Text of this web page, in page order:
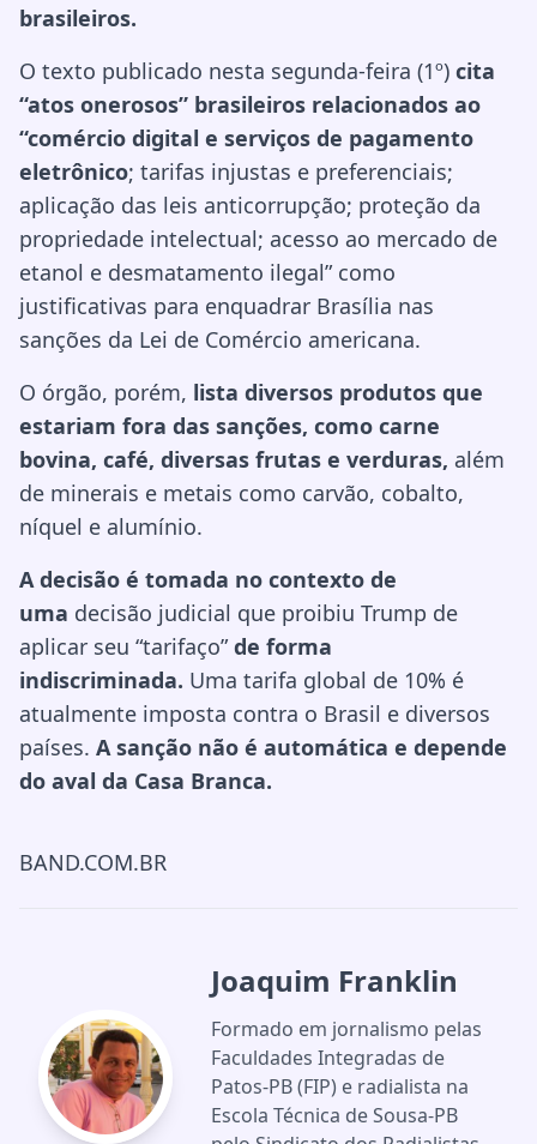
brasileiros.
O texto publicado nesta segunda-feira (1º) cita
“atos onerosos” brasileiros relacionados ao
“comércio digital e serviços de pagamento
eletrônico; tarifas injustas e preferenciais;
aplicação das leis anticorrupção; proteção da
propriedade intelectual; acesso ao mercado de
etanol e desmatamento ilegal” como
justificativas para enquadrar Brasília nas
sanções da Lei de Comércio americana.
O órgão, porém, lista diversos produtos que
estariam fora das sanções, como carne
bovina, café, diversas frutas e verduras, além
de minerais e metais como carvão, cobalto,
níquel e alumínio.
A decisão é tomada no contexto de
uma decisão judicial que proibiu Trump de
aplicar seu “tarifaço” de forma
indiscriminada. Uma tarifa global de 10% é
atualmente imposta contra o Brasil e diversos
países. A sanção não é automática e depende
do aval da Casa Branca.
BAND.COM.BR
Joaquim Franklin
Formado em jornalismo pelas
Faculdades Integradas de
Patos-PB (FIP) e radialista na
Escola Técnica de Sousa-PB